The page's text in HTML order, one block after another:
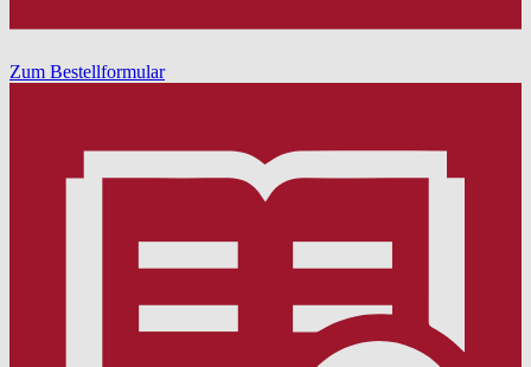
Zum Bestellformular